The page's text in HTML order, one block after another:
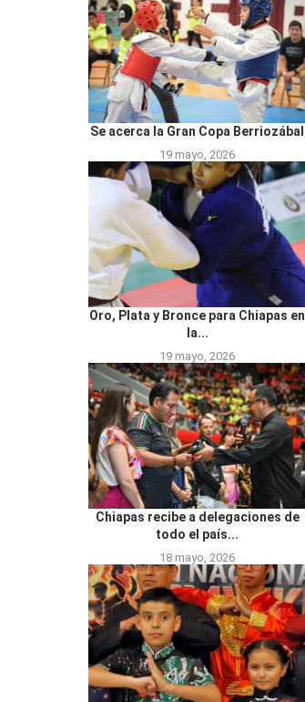
Se acerca la Gran Copa Berriozábal
19 mayo, 2026
Oro, Plata y Bronce para Chiapas en
la...
19 mayo, 2026
Chiapas recibe a delegaciones de
todo el país...
18 mayo, 2026